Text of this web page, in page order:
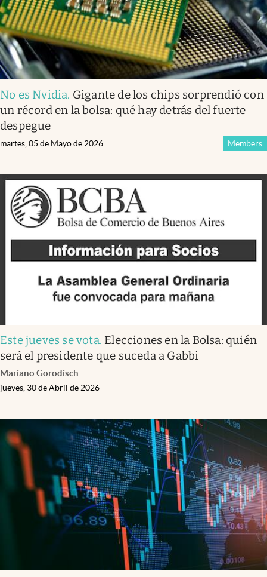
No es Nvidia. Gigante de los chips sorprendió con
un récord en la bolsa: qué hay detrás del fuerte
despegue
Members
martes, 05 de Mayo de 2026
Este jueves se vota. Elecciones en la Bolsa: quién
será el presidente que suceda a Gabbi
Mariano Gorodisch
jueves, 30 de Abril de 2026